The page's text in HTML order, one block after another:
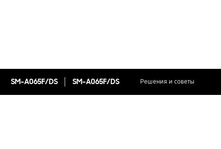
SM-A065F/DS SM-A065F/DS Решения и советы